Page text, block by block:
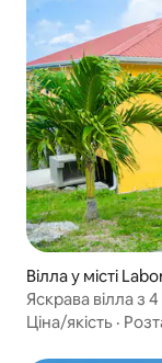
Вілла у місті
Яскрава вілла з
безкоштовним
Ціна/якість ·